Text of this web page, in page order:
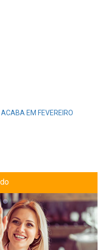
EM FEVEREIRO